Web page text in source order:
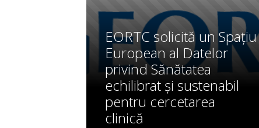
EORTC solicită un Spațiu
European al Datelor
privind Sănătatea
echilibrat și sustenabil
pentru cercetarea
clinică